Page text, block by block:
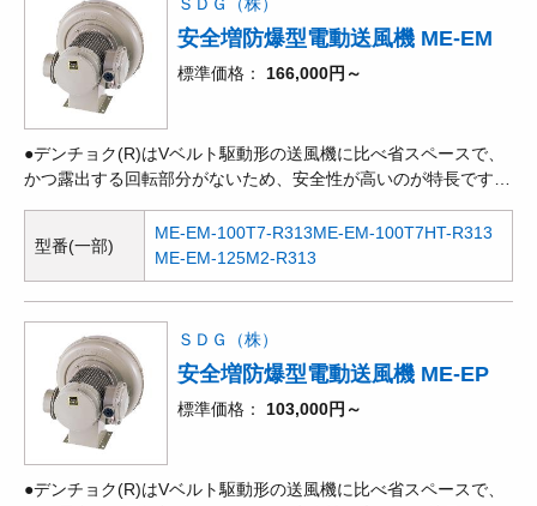
途を目的として開発された電動送風機です。吸気
安全増防爆型電動送風機 ME-EM
標準価格 166,000円～
●デンチョク(R)はVベルト駆動形の送風機に比べ省スペースで、
かつ露出する回転部分がないため、安全性が高いのが特長です。
を得るには最も小形ですが、ターボ、エアホイルなどと比べ、効
率が低く、騒音も高くなります。●昭和電機社製の防爆形電動機
を取り付けて、可燃性ガスが発生・滞留している場所で使用でき
るタイプです。●産業用機器や装置などへの組み付け時の作業性
の良さ、使いやすさ等、多用途を目的として開発された電動送風
機です。吸気温度60℃迄の連続安定運転を可
型番(一部)
ME-EM-100T7-R313ME-EM-100T7HT-R313
ME-EM-125M2-R313
ＳＤＧ（株）
安全増防爆型電動送風機 ME-EP
標準価格 103,000円～
●デンチョク(R)はVベルト駆動形の送風機に比べ省スペースで、